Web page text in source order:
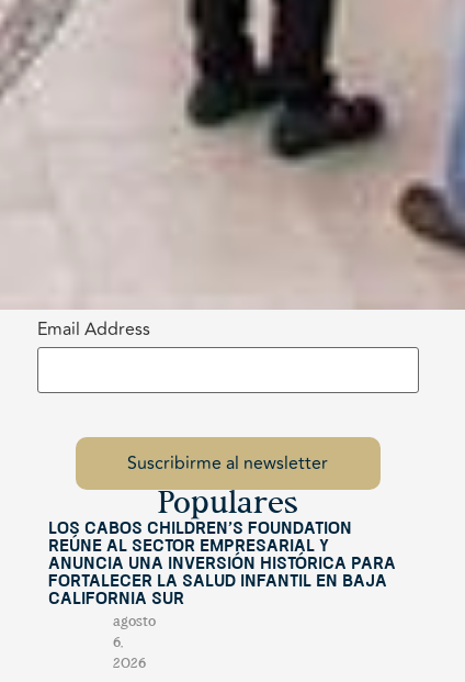
Email Address
Populares
Los Cabos Children’s Foundation
reúne al sector empresarial y
anuncia una inversión histórica para
fortalecer la salud infantil en Baja
California Sur
agosto
6,
2026